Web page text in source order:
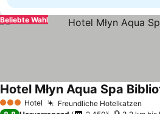
Beliebte Wahl
3 SterneHotel Freundliche Hotelkatzen
Hotel Młyn Aqua Spa